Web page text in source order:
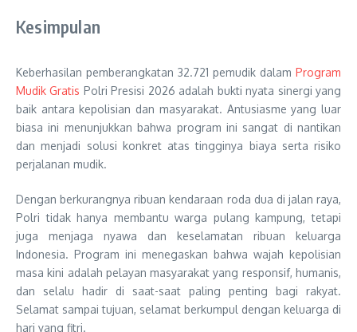
Kesimpulan
Keberhasilan pemberangkatan 32.721 pemudik dalam Program
Mudik Gratis Polri Presisi 2026 adalah bukti nyata sinergi yang
baik antara kepolisian dan masyarakat. Antusiasme yang luar
biasa ini menunjukkan bahwa program ini sangat di nantikan
dan menjadi solusi konkret atas tingginya biaya serta risiko
perjalanan mudik.
Dengan berkurangnya ribuan kendaraan roda dua di jalan raya,
Polri tidak hanya membantu warga pulang kampung, tetapi
juga menjaga nyawa dan keselamatan ribuan keluarga
Indonesia. Program ini menegaskan bahwa wajah kepolisian
masa kini adalah pelayan masyarakat yang responsif, humanis,
dan selalu hadir di saat-saat paling penting bagi rakyat.
Selamat sampai tujuan, selamat berkumpul dengan keluarga di
hari yang fitri.